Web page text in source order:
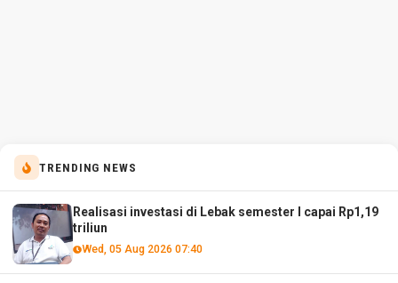
TRENDING NEWS
Realisasi investasi di Lebak semester I capai Rp1,19
triliun
Wed, 05 Aug 2026 07:40